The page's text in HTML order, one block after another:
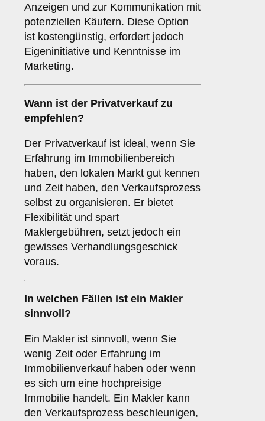
Anzeigen und zur Kommunikation mit
potenziellen Käufern. Diese Option
ist kostengünstig, erfordert jedoch
Eigeninitiative und Kenntnisse im
Marketing.
Wann ist der Privatverkauf zu
empfehlen?
Der Privatverkauf ist ideal, wenn Sie
Erfahrung im Immobilienbereich
haben, den lokalen Markt gut kennen
und Zeit haben, den Verkaufsprozess
selbst zu organisieren. Er bietet
Flexibilität und spart
Maklergebühren, setzt jedoch ein
gewisses Verhandlungsgeschick
voraus.
In welchen Fällen ist ein Makler
sinnvoll?
Ein Makler ist sinnvoll, wenn Sie
wenig Zeit oder Erfahrung im
Immobilienverkauf haben oder wenn
es sich um eine hochpreisige
Immobilie handelt. Ein Makler kann
den Verkaufsprozess beschleunigen,